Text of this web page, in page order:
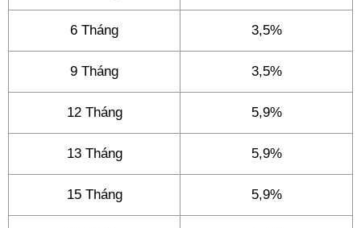
6 Tháng 3,5%
9 Tháng 3,5%
12 Tháng 5,9%
13 Tháng 5,9%
15 Tháng 5,9%